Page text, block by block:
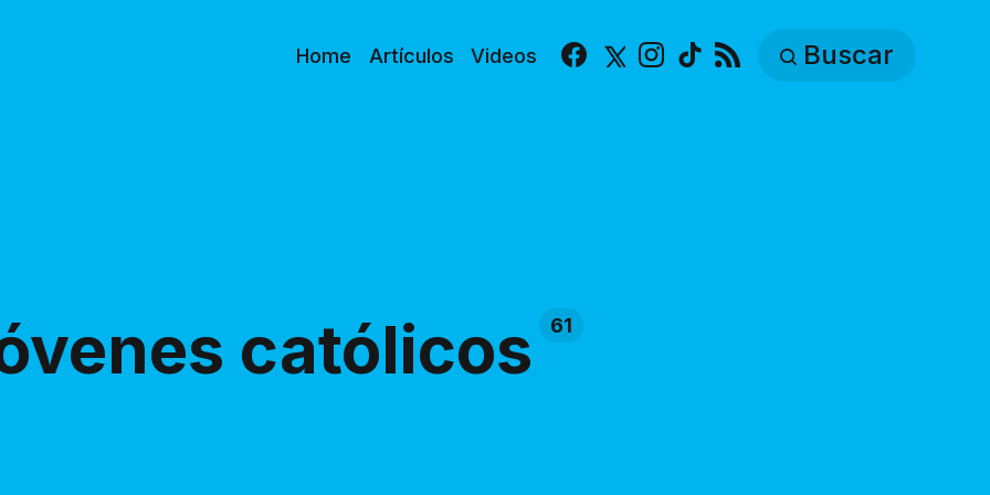
Home Artículos Videos Facebook
X Instagram
TikTok Buscar
católicos 61